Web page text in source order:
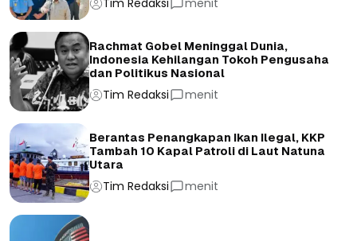
Rachmat Gobel Meninggal Dunia,
Indonesia Kehilangan Tokoh Pengusaha
dan Politikus Nasional
Tim Redaksi menit
Berantas Penangkapan Ikan Ilegal, KKP
Tambah 10 Kapal Patroli di Laut Natuna
Utara
Tim Redaksi menit